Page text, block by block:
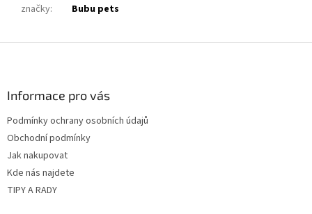
značky: Bubu pets
Informace pro vás
Podmínky ochrany osobních údajů
Obchodní podmínky
Jak nakupovat
Kde nás najdete
TIPY A RADY